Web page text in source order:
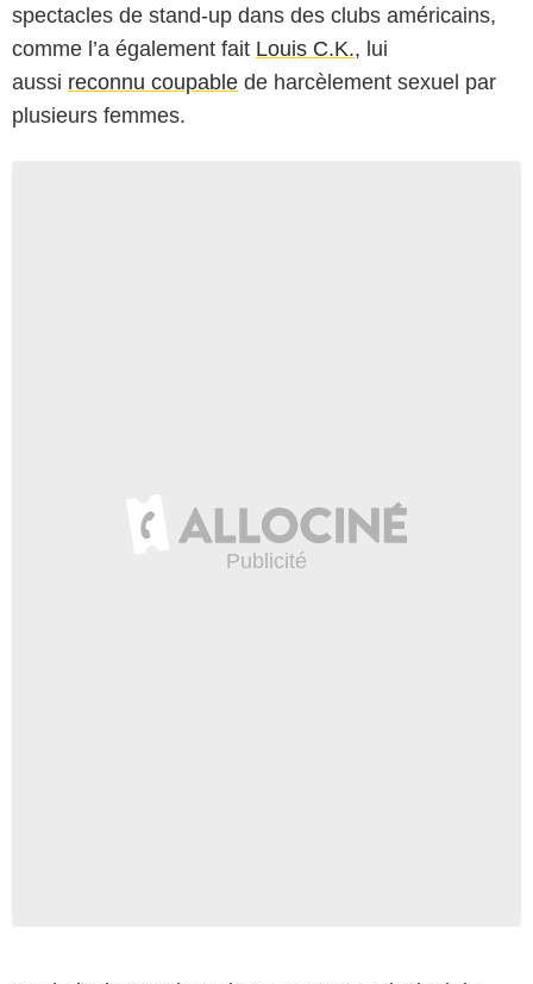
spectacles de stand-up dans des clubs américains,
comme l’a également fait Louis C.K., lui
aussi reconnu coupable de harcèlement sexuel par
plusieurs femmes.